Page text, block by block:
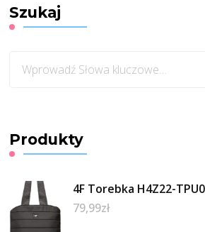
Szukaj
czegoś?
Produkty
4F Torebka H4Z22-
79,99zł